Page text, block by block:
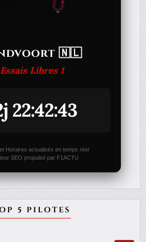
🇳🇱
Essais Libres 1
22:42:43
Horaires actualisés en temps réel
SEO propulsé par F1ACTU
5 PILOTES